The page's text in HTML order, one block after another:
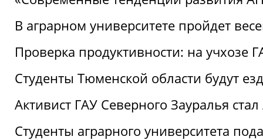
В аграрном университете пройдет
Проверка продуктивности: на учхозе
Студенты Тюменской области будут
Активист ГАУ Северного Зауралья
Студенты аграрного университета